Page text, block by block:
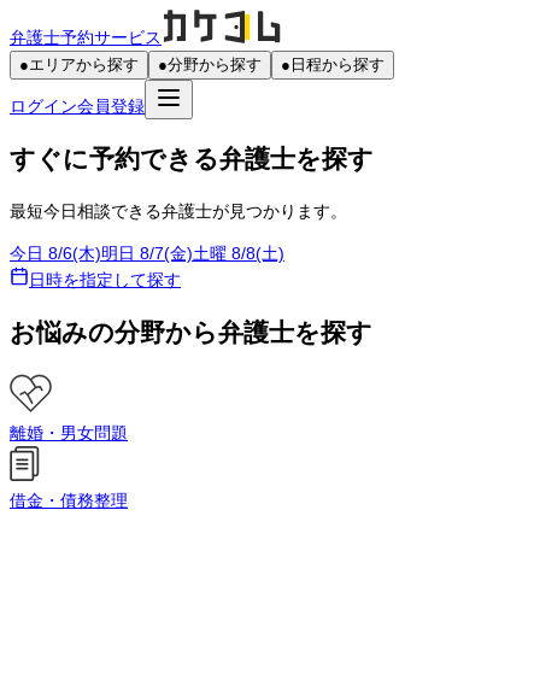
弁護士予約サービス
●エリアから探す ●分野から探す ● 日程から探す
ログイン会員登録
すぐに予約できる弁護士を探す
最短今日相談できる弁護士が見つかります。
今日 8/6(木)明日 8/7(金)土曜 8/8(土)
日時を指定して探す
お悩みの分野から弁護士を探す
離婚・男女問題
借金・債務整理